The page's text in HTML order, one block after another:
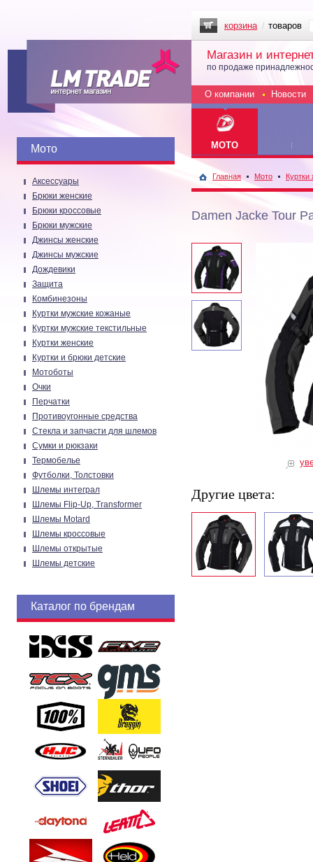
Мото
Аксессуары
Брюки женские
Брюки кроссовые
Брюки мужские
Джинсы женские
Джинсы мужские
Дождевики
Защита
Комбинезоны
Куртки мужские кожаные
Куртки мужские текстильные
Куртки женские
Куртки и брюки детские
Мотоботы
Очки
Перчатки
Противоугонные средства
Стекла и запчасти для шлемов
Сумки и рюкзаки
Термобелье
Футболки, Толстовки
Шлемы интеграл
Шлемы Flip-Up, Transformer
Шлемы Motard
Шлемы кроссовые
Шлемы открытые
Шлемы детские
Каталог по брендам
корзина товаров
Магазин и
по продаже
О компании Новости
МОТО
Главная Мото Куртки
Damen Jacke Tour
Другие цвета: